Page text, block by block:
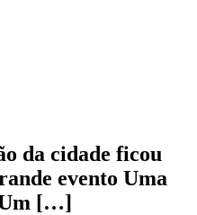
da cidade ficou
evento Uma
Um […]